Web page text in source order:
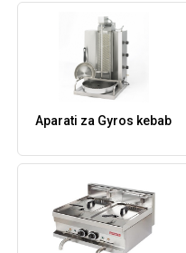
Aparati za Gyros kebab